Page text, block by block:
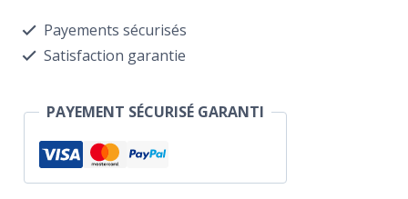
Style
Payements sécurisés
Satisfaction garantie
PAYEMENT SÉCURISÉ GARANTI